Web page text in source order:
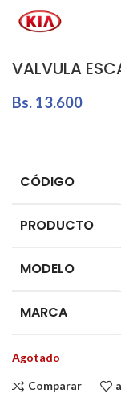
VALVULA
Bs. 13.600
CÓDIGO
PRODUCTO
MODELO
MARCA
Agotado
Comparar